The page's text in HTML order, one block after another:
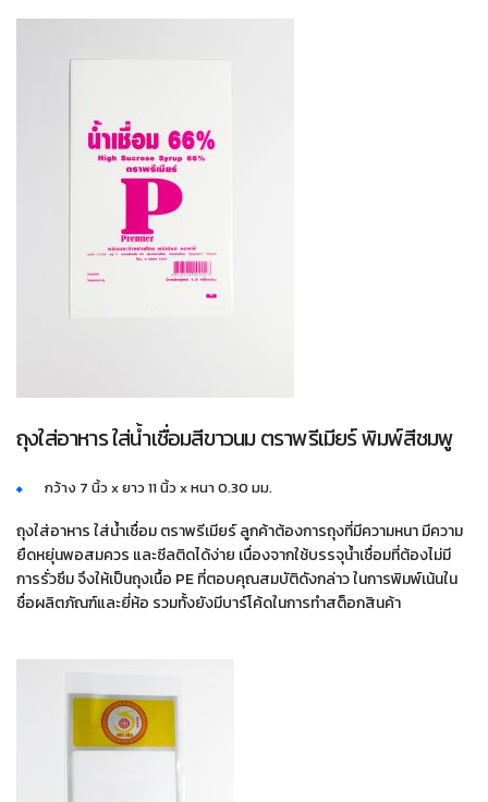
ถุงใส่อาหาร ใส่น้ำเชื่อมสีขาวนม ตราพรีเมียร์ พิมพ์สีชมพู
กว้าง 7 นิ้ว x ยาว 11 นิ้ว x หนา 0.30 มม.
ถุงใส่อาหาร ใส่น้ำเชื่อม ตราพรีเมียร์ ลูกค้าต้องการถุงที่มีความหนา มีความ
ยืดหยุ่นพอสมควร และซีลติดได้ง่าย เนื่องจากใช้บรรจุน้ำเชื่อมที่ต้องไม่มี
การรั่วซึม จึงให้เป็นถุงเนื้อ PE ที่ตอบคุณสมบัติดังกล่าว ในการพิมพ์เน้นใน
ชื่อผลิตภัณฑ์และยี่ห้อ รวมทั้งยังมีบาร์โค้ดในการทำสต็อกสินค้า